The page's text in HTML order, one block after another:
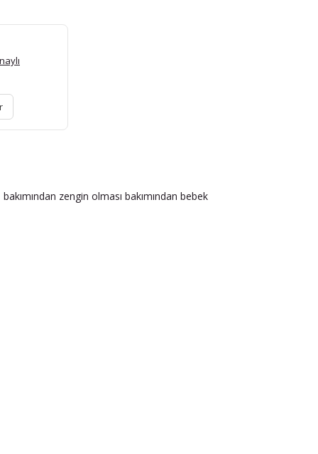
zengin olması bakımından bebek